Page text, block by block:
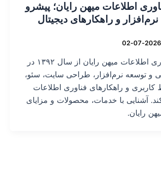
اطلاعات میهن رایان؛ پیشرو
و راهکارهای دیجیتال
2026-07-02
شرکت فناوری اطلاعات میهن رایان از سال ۱۳۹۲ در
و توسعه نرم‌افزار، طراحی سایت، سئو،
و راهکارهای فناوری اطلاعات
آشنایی با خدمات، محصولات و مزایای
رایان.